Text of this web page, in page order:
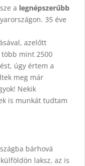
a legnépszerűbb
35 éve
azelőtt
mint 2500
úgy értem a
meg már
Nekik
is munkát tudtam
bárhová
laksz, az is